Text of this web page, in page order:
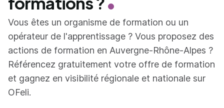
Vous êtes un organisme de formation ou un
opérateur de l'apprentissage ? Vous proposez des
actions de formation en Auvergne-Rhône-Alpes ?
Référencez gratuitement votre offre de formation
et gagnez en visibilité régionale et nationale sur
OFeli.